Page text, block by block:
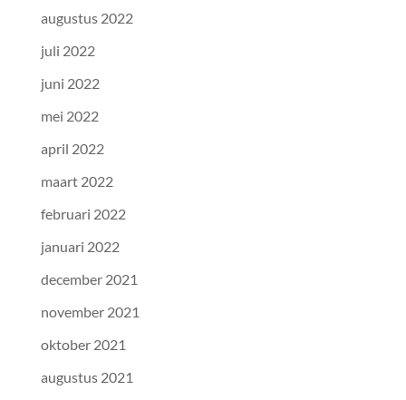
augustus 2022
juli 2022
juni 2022
mei 2022
april 2022
maart 2022
februari 2022
januari 2022
december 2021
november 2021
oktober 2021
augustus 2021